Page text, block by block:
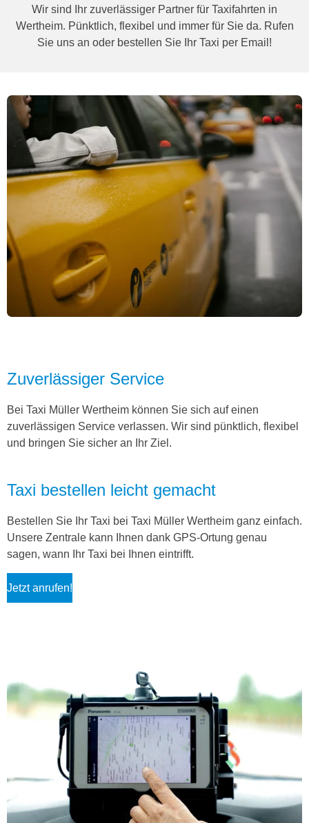
Wir sind Ihr zuverlässiger Partner für Taxifahrten in
Wertheim. Pünktlich, flexibel und immer für Sie da. Rufen
Sie uns an oder bestellen Sie Ihr Taxi per Email!
Zuverlässiger Service
Bei Taxi Müller Wertheim können Sie sich auf einen
zuverlässigen Service verlassen. Wir sind pünktlich, flexibel
und bringen Sie sicher an Ihr Ziel.
Taxi bestellen leicht gemacht
Bestellen Sie Ihr Taxi bei Taxi Müller Wertheim ganz einfach.
Unsere Zentrale kann Ihnen dank GPS-Ortung genau
sagen, wann Ihr Taxi bei Ihnen eintrifft.
Jetzt anrufen!